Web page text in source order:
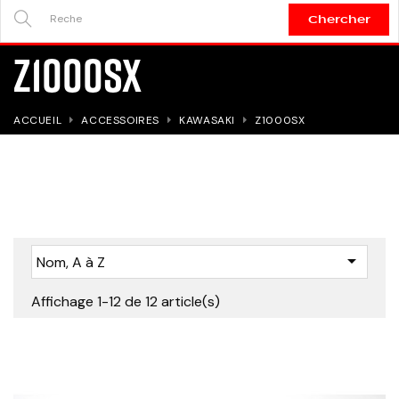
Chercher
Z1000SX
ACCUEIL ACCESSOIRES KAWASAKI Z1000SX
Nom, A à Z 
Affichage 1-12 de 12 article(s)